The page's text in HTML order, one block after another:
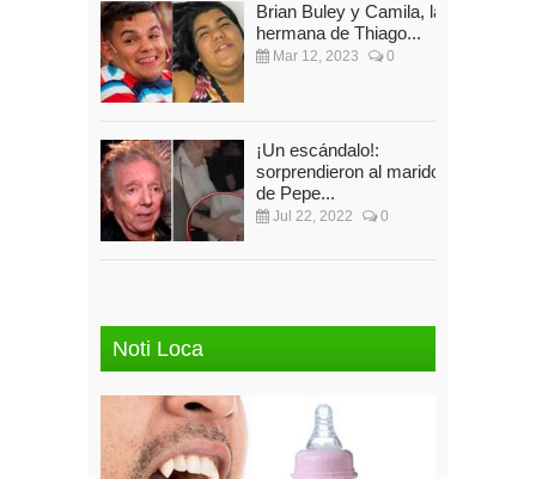
Brian Buley y Camila, la
hermana de Thiago...
Mar 12, 2023 0
¡Un escándalo!:
sorprendieron al marido
de Pepe...
Jul 22, 2022 0
Noti Loca